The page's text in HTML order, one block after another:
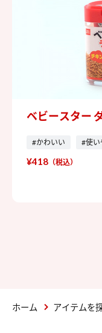
ベビースター
ベビースター
#かわいい #使い
¥418 （税込）
ホーム アイテムを